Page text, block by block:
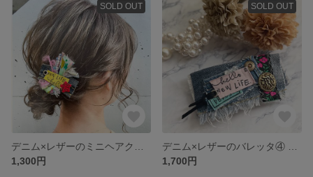
SOLD OUT
1,300円
SOLD OUT
1,700円